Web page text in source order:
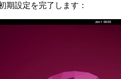
期設定を完了します：